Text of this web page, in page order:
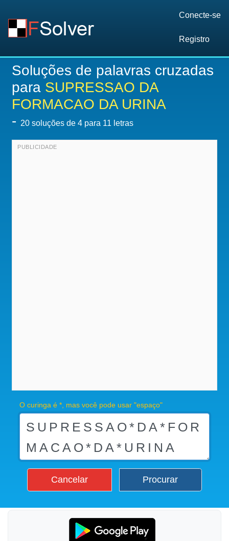
Conecte-se
Registro
Soluções de palavras cruzadas
para SUPRESSAO DA
FORMACAO DA URINA
- 20 soluções de 4 para 11 letras
O curinga é *, mas você pode usar "espaço"
Cancelar Procurar